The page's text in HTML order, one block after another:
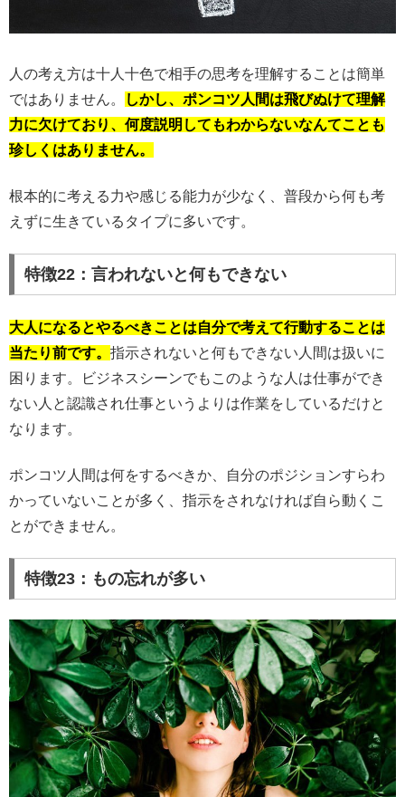
人の考え方は十人十色で相手の思考を理解することは簡単
ではありません。
しかし、ポンコツ人間は飛びぬけて理解
力に欠けており、何度説明してもわからないなんてことも
珍しくはありません。
根本的に考える力や感じる能力が少なく、普段から何も考
えずに生きているタイプに多いです。
特徴22：言われないと何もできない
大人になるとやるべきことは自分で考えて行動することは
当たり前です。 指示されないと何もできない人間は扱いに
困ります。ビジネスシーンでもこのような人は仕事ができ
ない人と認識され仕事というよりは作業をしているだけと
なります。
ポンコツ人間は何をするべきか、自分のポジションすらわ
かっていないことが多く、指示をされなければ自ら動くこ
とができません。
特徴23：もの忘れが多い